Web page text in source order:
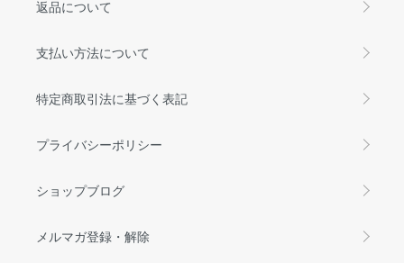
返品について
支払い方法について
特定商取引法に基づく表記
プライバシーポリシー
ショップブログ
メルマガ登録・解除